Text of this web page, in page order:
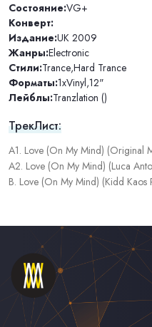
Состояние:VG+
Конверт:
Издание:UK 2009
Жанры:Electronic
Стили:Trance,Hard Trance
Форматы:1xVinyl,12"
Лейблы:Tranzlation ()
ТрекЛист:
A1. Love (On My Mind) (Original
A2. Love (On My Mind) (Luca
B. Love (On My Mind) (Kidd Kaos